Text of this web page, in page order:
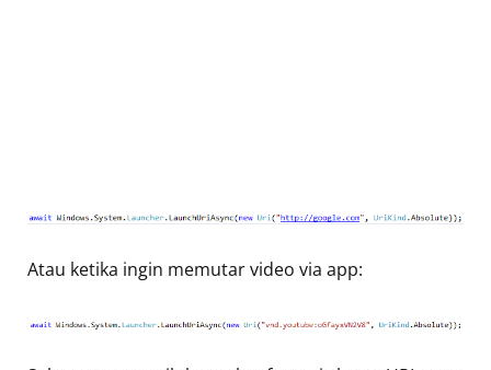
Atau ketika ingin memutar video via app: